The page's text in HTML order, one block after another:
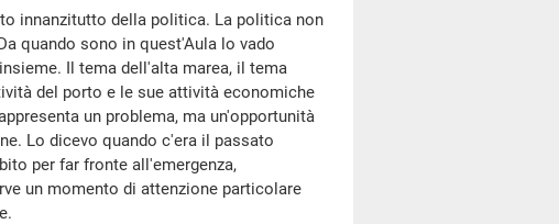
innanzitutto della politica. La politica non
quando sono in quest'Aula lo vado
Il tema dell'alta marea, il tema
del porto e le sue attività economiche
un problema, ma un'opportunità
Lo dicevo quando c'era il passato
per far fronte all'emergenza,
un momento di attenzione particolare